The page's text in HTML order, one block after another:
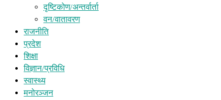
दृष्टिकोण/अन्तर्वार्ता
वन/वातावरण
राजनीति
प्रदेश
शिक्षा
विज्ञान/प्रविधि
स्वास्थ्य
मनोरञ्जन